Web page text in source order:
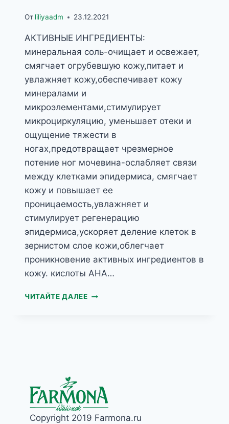
От liliyaadm 23.12.2021
АКТИВНЫЕ ИНГРЕДИЕНТЫ:
минеральная соль-очищает и освежает,
смягчает огрубевшую кожу,питает и
увлажняет кожу,обеспечивает кожу
минералами и
микроэлементами,стимулирует
микроциркуляцию, уменьшает отеки и
ощущение тяжести в
ногах,предотвращает чрезмерное
потение ног мочевина-ослабляет связи
между клетками эпидермиса, смягчает
кожу и повышает ее
проницаемость,увлажняет и
стимулирует регенерацию
эпидермиса,ускоряет деление клеток в
зернистом слое кожи,облегчает
проникновение активных ингредиентов в
кожу. кислоты AHA…
ЧИТАЙТЕ ДАЛЕЕPODOLOGIC
AHA
И
BHA
Copyright 2019 Farmona.ru